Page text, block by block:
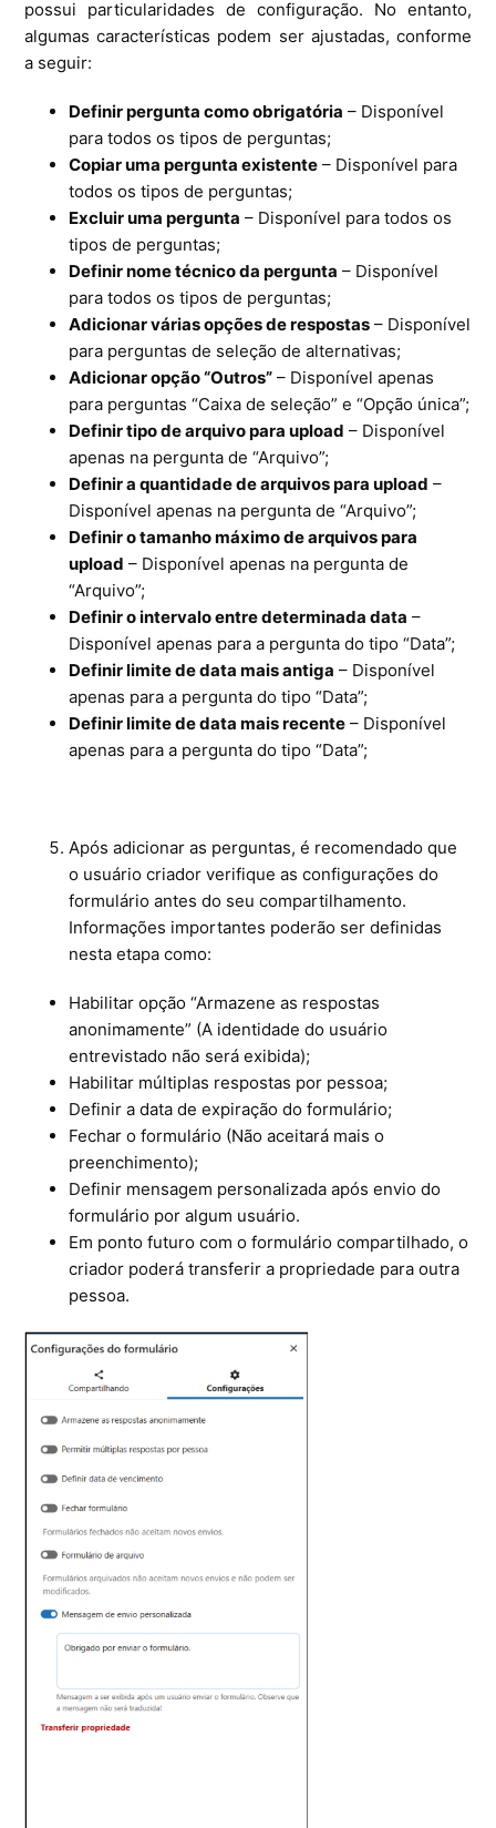
possui particularidades de configuração. No entanto,
algumas características podem ser ajustadas, conforme
a seguir:
Definir pergunta como obrigatória – Disponível
para todos os tipos de perguntas;
Copiar uma pergunta existente – Disponível para
todos os tipos de perguntas;
Excluir uma pergunta – Disponível para todos os
tipos de perguntas;
Definir nome técnico da pergunta – Disponível
para todos os tipos de perguntas;
Adicionar várias opções de respostas – Disponível
para perguntas de seleção de alternativas;
Adicionar opção “Outros” – Disponível apenas
para perguntas “Caixa de seleção” e “Opção única”;
Definir tipo de arquivo para upload – Disponível
apenas na pergunta de “Arquivo”;
Definir a quantidade de arquivos para upload –
Disponível apenas na pergunta de “Arquivo”;
Definir o tamanho máximo de arquivos para
upload – Disponível apenas na pergunta de
“Arquivo”;
Definir o intervalo entre determinada data –
Disponível apenas para a pergunta do tipo “Data”;
Definir limite de data mais antiga – Disponível
apenas para a pergunta do tipo “Data”;
Definir limite de data mais recente – Disponível
apenas para a pergunta do tipo “Data”;
Após adicionar as perguntas, é recomendado que
o usuário criador verifique as configurações do
formulário antes do seu compartilhamento.
Informações importantes poderão ser definidas
nesta etapa como:
Habilitar opção “Armazene as respostas
anonimamente” (A identidade do usuário
entrevistado não será exibida);
Habilitar múltiplas respostas por pessoa;
Definir a data de expiração do formulário;
Fechar o formulário (Não aceitará mais o
preenchimento);
Definir mensagem personalizada após envio do
formulário por algum usuário.
Em ponto futuro com o formulário compartilhado, o
criador poderá transferir a propriedade para outra
pessoa.